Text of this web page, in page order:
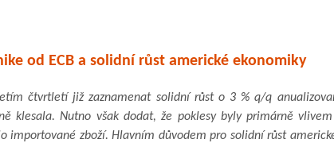
od ECB a solidní růst americké ekonomiky
čtvrtletí již zaznamenat solidní růst o 3 % q/q
klesala. Nutno však dodat, že poklesy byly primárně
importované zboží. Hlavním důvodem pro solidní růst